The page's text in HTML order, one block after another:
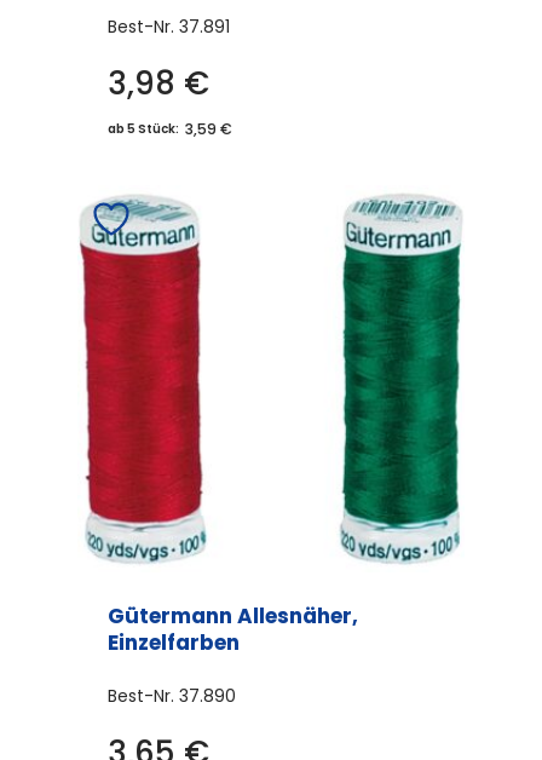
Best-Nr. 37.891
3,98 €
ab 5 Stück: 3,59 €
Varianten
Optionen
können
Produktseite
gewählt
werden
Gütermann Allesnäher,
Einzelfarben
Best-Nr. 37.890